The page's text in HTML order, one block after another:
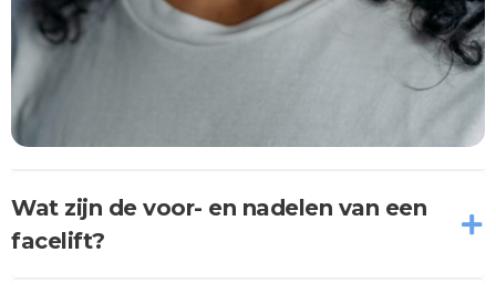
Wat zijn de voor- en nadelen van een
facelift?